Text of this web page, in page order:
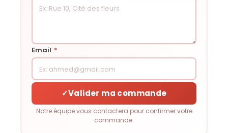
Email *
✓Valider ma commande
Notre équipe vous contactera pour confirmer votre
commande.